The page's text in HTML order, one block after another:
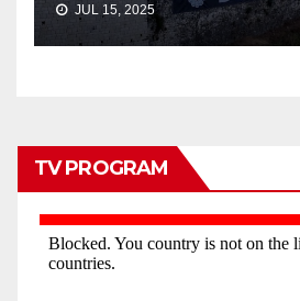
JUL 15, 2025
TV PROGRAM